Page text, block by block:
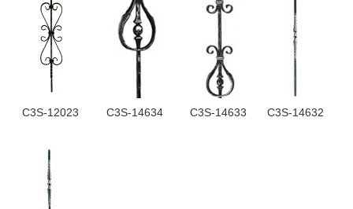
C3S-12023 C3S-14634 C3S-14633 C3S-14632